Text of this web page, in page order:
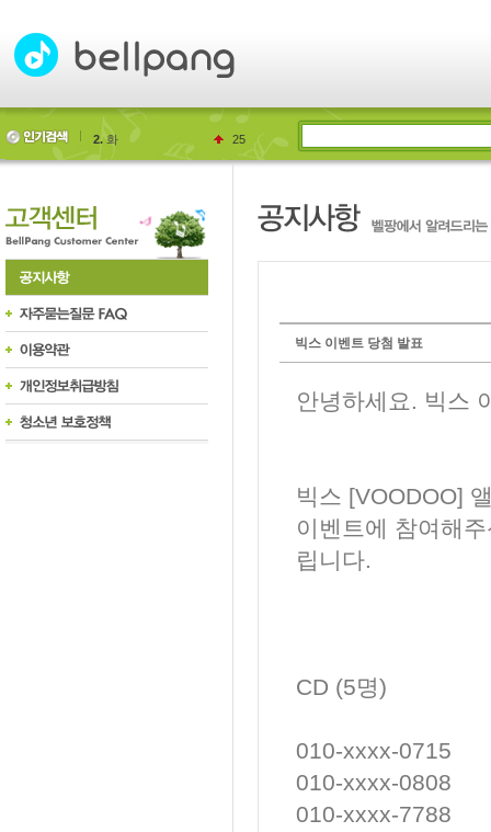
3. GG 43
화
빅스 이벤트 당첨 발표
안녕하세요. 빅스
빅스 [VOODOO]
이벤트에 참여해
립니다.
CD (5명)
010-xxxx-0715
010-xxxx-0808
010-xxxx-7788